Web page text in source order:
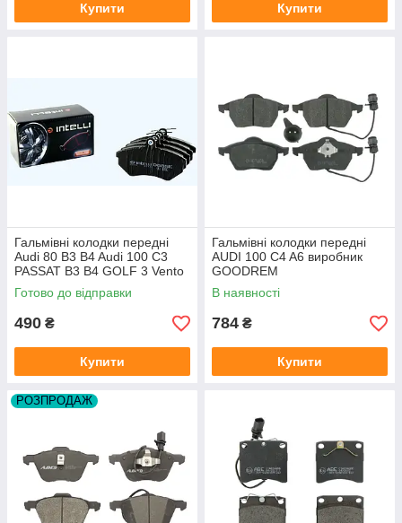
Купити Купити
Гальмівні колодки передні
Audi 80 B3 B4 Audi 100 C3
PASSAT B3 B4 GOLF 3 Vento
виробник DAFMI
Готово до відправки
490 ₴
Купити
Гальмівні колодки передні
AUDI 100 C4 A6 виробник
GOODREM
В наявності
784 ₴
Купити
РОЗПРОДАЖ